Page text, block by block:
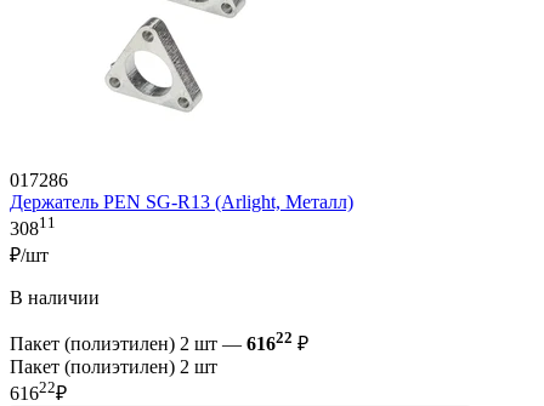
017286
Держатель PEN SG-R13 (Arlight, Металл)
30811
₽/шт
В наличии
Пакет (полиэтилен) 2 шт — 61622 ₽
Пакет (полиэтилен) 2 шт
61622₽